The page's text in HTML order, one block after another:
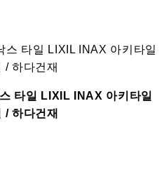
타일 LIXIL INAX 아키타일
/ 하다건재